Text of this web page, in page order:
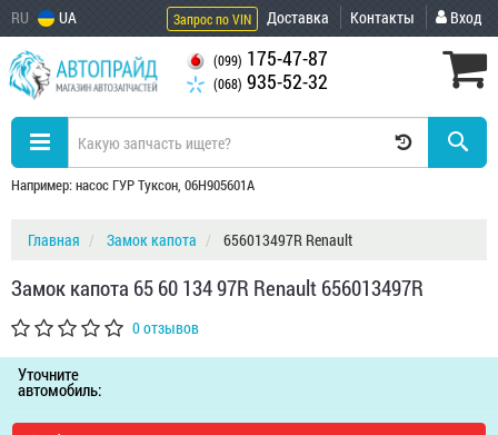
RU UA Запрос по VIN Доставка Контакты Вход
(099) 175-47-87
(068) 935-52-32
Например: насос ГУР Туксон, 06H905601A
Главная Замок капота 656013497R Renault
Замок капота 65 60 134 97R Renault 656013497R
0 отзывов
Уточните
автомобиль: